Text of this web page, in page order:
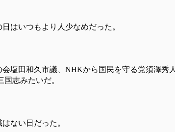
はいつもより人少なめだった。
塩田和久市議、NHKから国民を守る党須澤秀
志みたいだ。
ない日だった。